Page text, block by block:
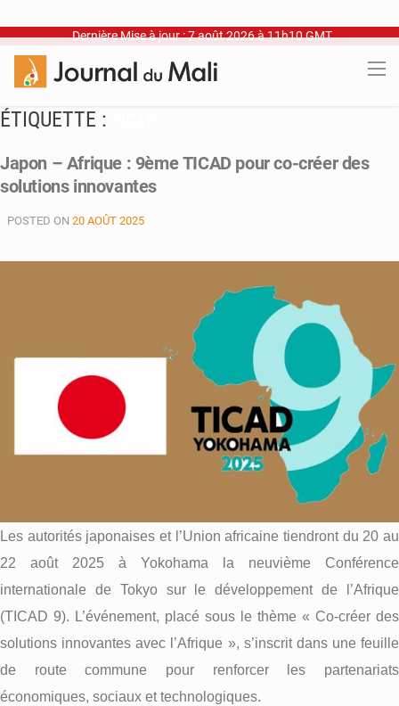
Dernière Mise à jour : 7 août 2026 à 11h10 GMT
ÉTIQUETTE :
Japon – Afrique : 9ème TICAD pour co-créer des
solutions innovantes
POSTED ON 20 AOÛT 2025
Les autorités japonaises et l’Union africaine tiendront du 20 au
22 août 2025 à Yokohama la neuvième Conférence
internationale de Tokyo sur le développement de l’Afrique
(TICAD 9). L’événement, placé sous le thème « Co-créer des
solutions innovantes avec l’Afrique », s’inscrit dans une feuille
de route commune pour renforcer les partenariats
économiques, sociaux et technologiques.